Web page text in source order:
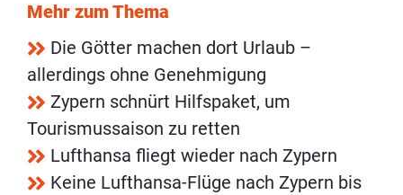
Mehr zum Thema
Die Götter machen dort Urlaub –
allerdings ohne Genehmigung
Zypern schnürt Hilfspaket, um
Tourismussaison zu retten
Lufthansa fliegt wieder nach Zypern
Keine Lufthansa-Flüge nach Zypern bis